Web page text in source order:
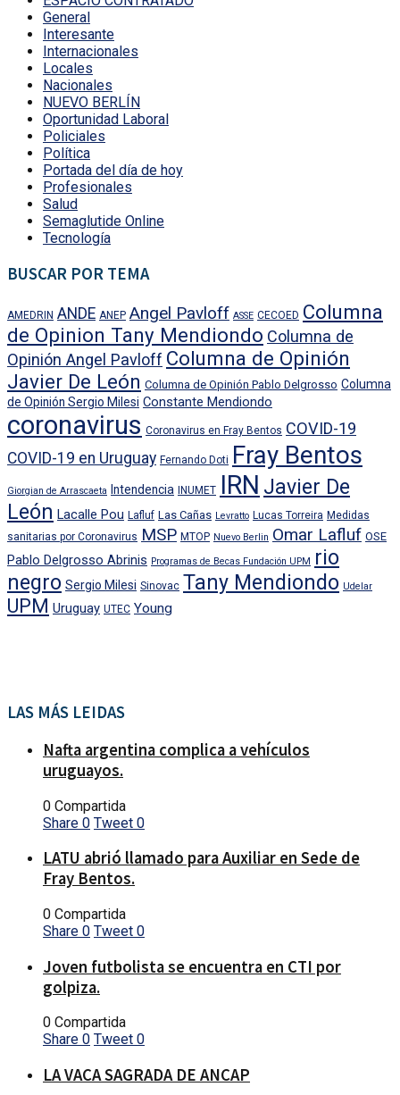
General
Interesante
Internacionales
Locales
Nacionales
NUEVO BERLÍN
Oportunidad Laboral
Policiales
Política
Portada del día de hoy
Profesionales
Salud
Semaglutide Online
Tecnología
BUSCAR POR TEMA
AMEDRIN ANDE ANEP Angel Pavloff ASSE CECOED Columna
de Opinion Tany Mendiondo Columna de
Opinión Angel Pavloff Columna de Opinión
Javier De León Columna de Opinión Pablo Delgrosso Columna
de Opinión Sergio Milesi Constante Mendiondo
coronavirus Coronavirus en Fray Bentos COVID-19
COVID-19 en Uruguay Fernando Doti Fray Bentos
Giorgian de Arrascaeta Intendencia INUMET IRN Javier De
León Lacalle Pou Lafluf Las Cañas Levratto Lucas Torreira Medidas
sanitarias por Coronavirus MSP MTOP Nuevo Berlin Omar Lafluf OSE
Pablo Delgrosso Abrinis Programas de Becas Fundación UPM
rio
negro Sergio Milesi Sinovac Tany Mendiondo Udelar
UPM Uruguay UTEC Young
LAS MÁS LEIDAS
Nafta argentina complica a vehículos
uruguayos.
0 Compartida
Share 0 Tweet 0
LATU abrió llamado para Auxiliar en Sede de
Fray Bentos.
0 Compartida
Share 0 Tweet 0
Joven futbolista se encuentra en CTI por
golpiza.
0 Compartida
Share 0 Tweet 0
LA VACA SAGRADA DE ANCAP